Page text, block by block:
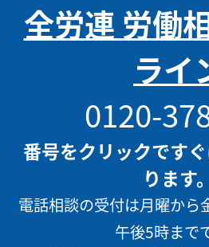
全労連 労働
ライ
0120-
番号をクリックです
ります。
電話相談の受付は月曜から
午後5時まで